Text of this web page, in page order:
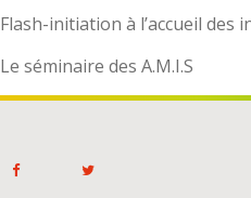
Flash-initiation à l’accueil des
Le séminaire des A.M.I.S